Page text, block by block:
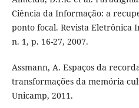
Ciência da Informação: a
ponto focal. Revista Eletrônica
n. 1, p. 16-27, 2007.
Assmann, A. Espaços da
transformações da memória
Unicamp, 2011.